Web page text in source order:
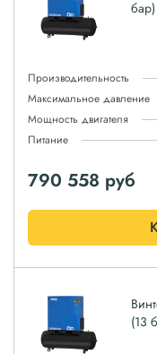
бар)
Производительность
Максимальное давление
Мощность двигателя
Питание
790 558 руб
(13